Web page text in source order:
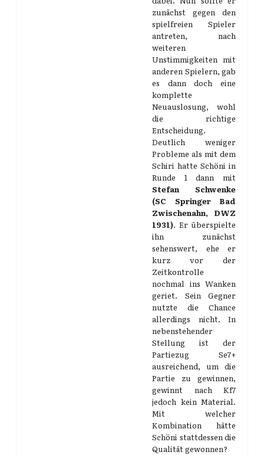
zunächst gegen den
spielfreien Spieler
antreten, nach
weiteren
Unstimmigkeiten mit
anderen Spielern, gab
es dann doch eine
komplette
Neuauslosung, wohl
die richtige
Entscheidung.
Deutlich weniger
Probleme als mit dem
Schiri hatte Schöni in
Runde 1 dann mit
Stefan Schwenke
(SC Springer Bad
Zwischenahn, DWZ
1931). Er überspielte
ihn zunächst
sehenswert, ehe er
kurz vor der
Zeitkontrolle
nochmal ins Wanken
geriet. Sein Gegner
nutzte die Chance
allerdings nicht. In
nebenstehender
Stellung ist der
Partiezug Se7+
ausreichend, um die
Partie zu gewinnen,
gewinnt nach Kf7
jedoch kein Material.
Mit welcher
Kombination hätte
Schöni stattdessen die
Qualität gewonnen?